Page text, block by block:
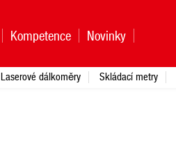
Kompetence
Novinky
Laserové dálkoměry Skládací metry